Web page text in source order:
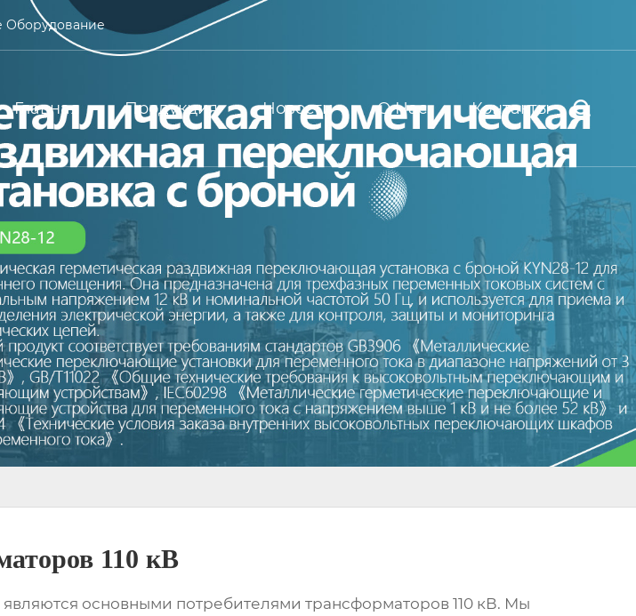
Оборудование
Главная Продукция Новости О Нас Контакты 
110 кВ
основными потребителями трансформаторов 110 кВ. Мы